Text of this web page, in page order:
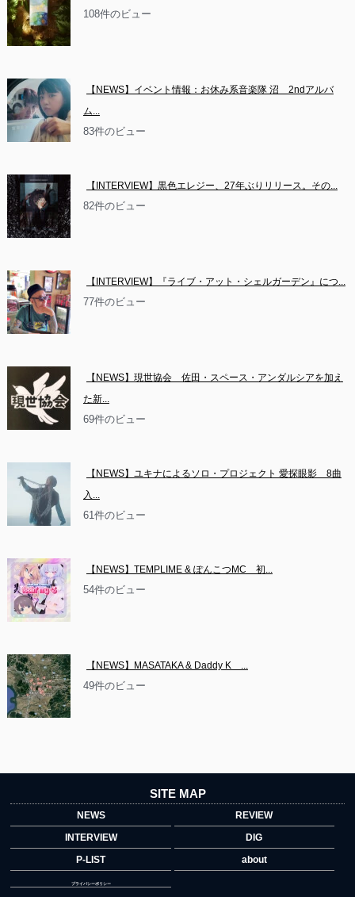
108件のビュー
【NEWS】イベント情報：お休み系音楽隊 沼　2ndアルバ
ム...
83件のビュー
【INTERVIEW】黒色エレジー、27年ぶりリリース。その...
82件のビュー
【INTERVIEW】『ライブ・アット・シェルガーデン』につ...
77件のビュー
【NEWS】現世協会　佐田・スペース・アンダルシアを加え
た新...
69件のビュー
【NEWS】ユキナによるソロ・プロジェクト 愛探眼影　8曲
入...
61件のビュー
【NEWS】TEMPLIME & ぽんこつMC　初...
54件のビュー
【NEWS】MASATAKA & Daddy K　...
49件のビュー
SITE MAP
NEWS
REVIEW
INTERVIEW
DIG
P-LIST
about
プライバシーポリシー